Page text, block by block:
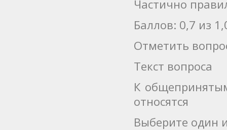
Частично
Баллов: 0,7 из
Отметить
Текст вопроса
К
относятся
Выберите один